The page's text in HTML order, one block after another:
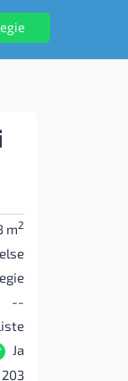
m2
--
Ja
203